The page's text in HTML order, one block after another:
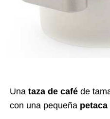
Una taza de café de
con una pequeña